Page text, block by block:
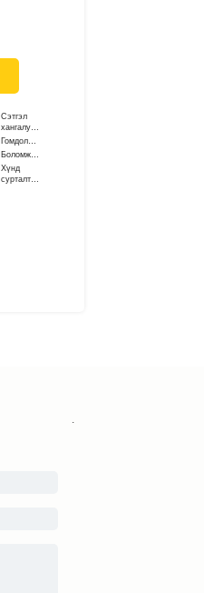
Сэтгэл
хангалу…
Гомдол…
Боломж…
Хүнд
сурталт…
.